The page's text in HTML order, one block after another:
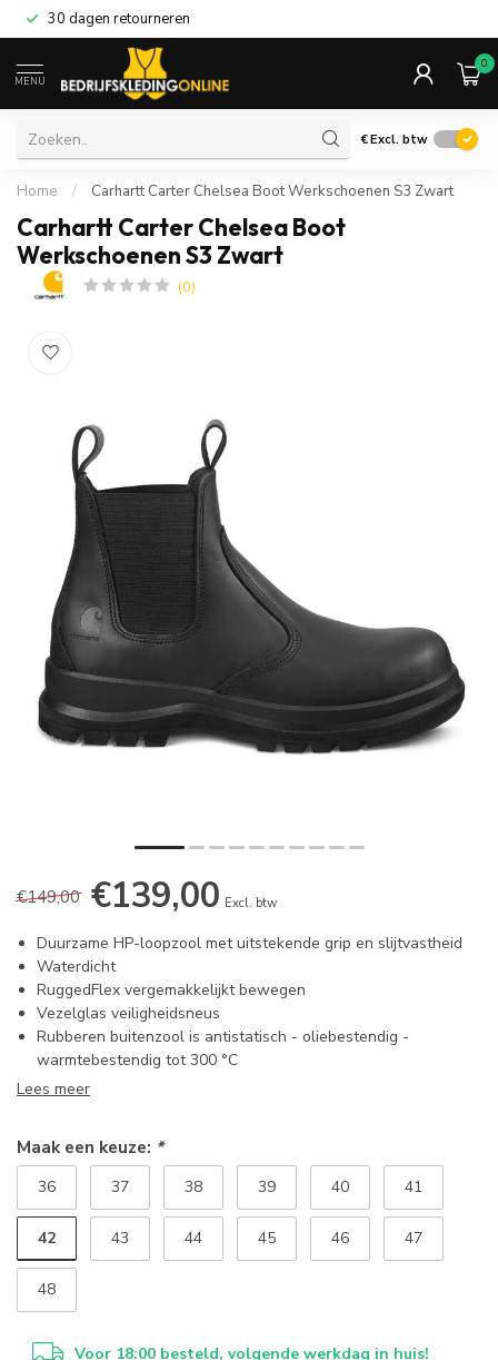
30 dagen retourneren
MENU
0
€Excl. btw
Home / Carhartt Carter Chelsea Boot Werkschoenen S3 Zwart
Carhartt Carter Chelsea Boot
Werkschoenen S3 Zwart
(0)
€149,00 €139,00 Excl. btw
Duurzame HP-loopzool met uitstekende grip en slijtvastheid
Waterdicht
RuggedFlex vergemakkelijkt bewegen
Vezelglas veiligheidsneus
Rubberen buitenzool is antistatisch - oliebestendig -
warmtebestendig tot 300 °C
Lees meer
Maak een keuze: *
36 37 38 39 40 41
42 43 44 45 46 47
48
Voor 18:00 besteld, volgende werkdag in huis!